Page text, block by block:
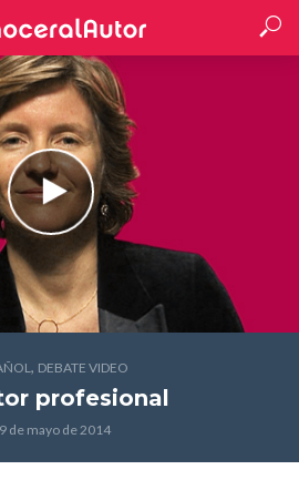
, DEBATE VIDEO
profesional
de mayo de 2014